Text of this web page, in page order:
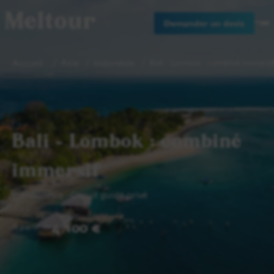
Demander un devis
Bali - Lombok : combiné
immersif
Indonésie Circuit guidé privé
A partir de 4 100 €